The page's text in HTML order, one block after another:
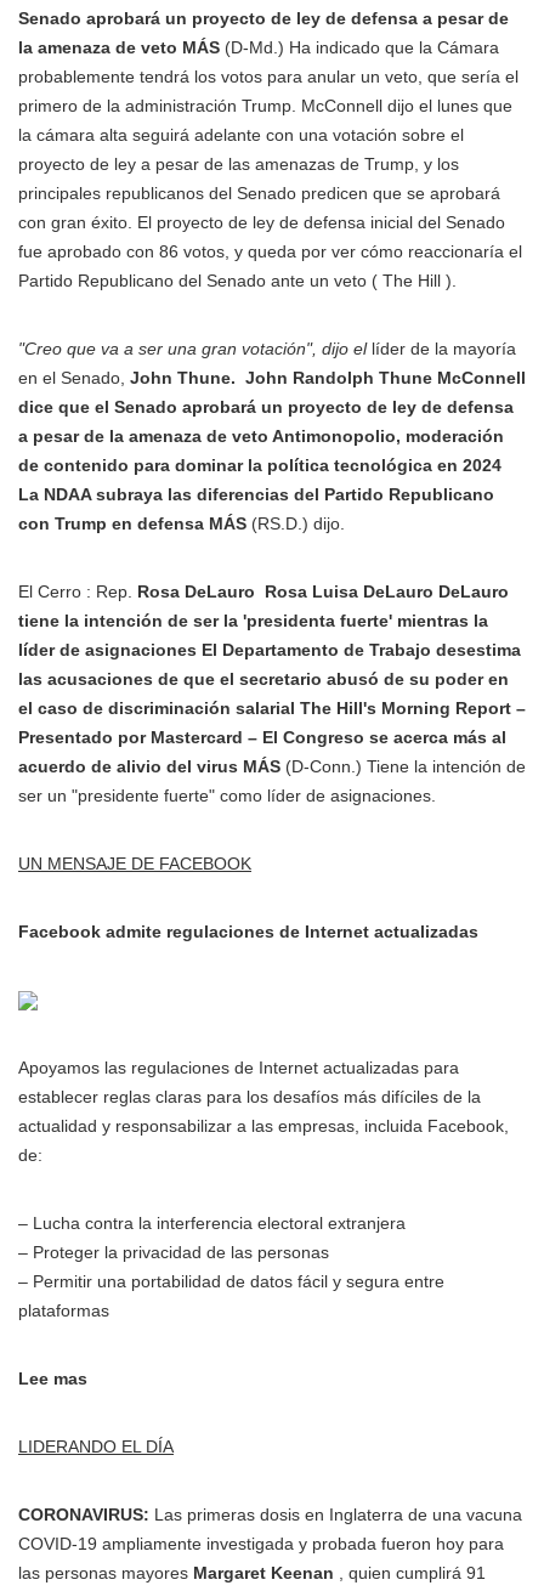
Senado aprobará un proyecto de ley de defensa a pesar de
la amenaza de veto MÁS (D-Md.) Ha indicado que la Cámara
probablemente tendrá los votos para anular un veto, que sería el
primero de la administración Trump. McConnell dijo el lunes que
la cámara alta seguirá adelante con una votación sobre el
proyecto de ley a pesar de las amenazas de Trump, y los
principales republicanos del Senado predicen que se aprobará
con gran éxito. El proyecto de ley de defensa inicial del Senado
fue aprobado con 86 votos, y queda por ver cómo reaccionaría el
Partido Republicano del Senado ante un veto ( The Hill ).
"Creo que va a ser una gran votación", dijo ellíder de la mayoría
en el Senado, John Thune. John Randolph Thune McConnell
dice que el Senado aprobará un proyecto de ley de defensa
a pesar de la amenaza de veto Antimonopolio, moderación
de contenido para dominar la política tecnológica en 2024
La NDAA subraya las diferencias del Partido Republicano
con Trump en defensa MÁS (RS.D.) dijo.
El Cerro : Rep. Rosa DeLauro
Rosa Luisa DeLauro DeLauro
tiene la intención de ser la 'presidenta fuerte' mientras la
líder de asignaciones El Departamento de Trabajo desestima
las acusaciones de que el secretario abusó de su poder en
el caso de discriminación salarial The Hill's Morning Report –
Presentado por Mastercard – El Congreso se acerca más al
acuerdo de alivio del virus MÁS (D-Conn.) Tiene la intención de
ser un "presidente fuerte" como líder de asignaciones.
UN MENSAJE DE FACEBOOK
Facebook admite regulaciones de Internet actualizadas
Apoyamos las regulaciones de Internet actualizadas para
establecer reglas claras para los desafíos más difíciles de la
actualidad y responsabilizar a las empresas, incluida Facebook,
de:
– Lucha contra la interferencia electoral extranjera
– Proteger la privacidad de las personas
– Permitir una portabilidad de datos fácil y segura entre
plataformas
Lee mas
LIDERANDO EL DÍA
CORONAVIRUS: Las primeras dosis en Inglaterra de una vacuna
COVID-19 ampliamente investigada y probada fueron hoy para
las personas mayores Margaret Keenan , quien cumplirá 91